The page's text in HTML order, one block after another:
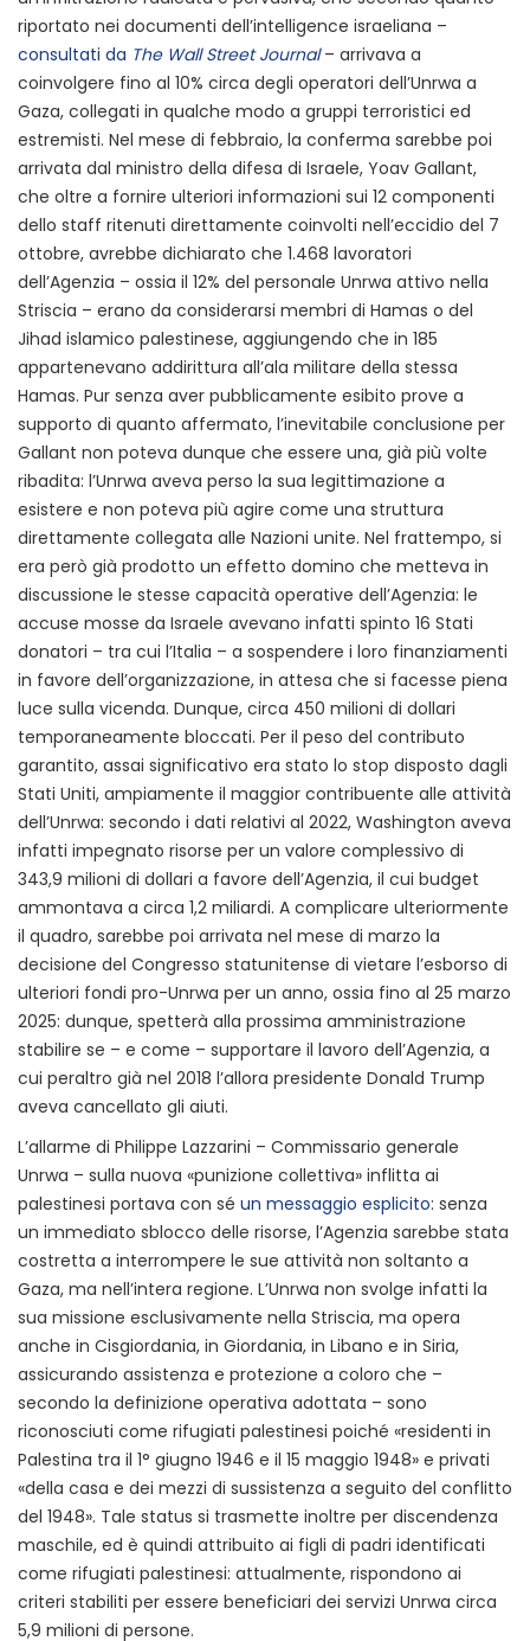
riportato nei documenti dell’intelligence israeliana –
consultati da The Wall Street Journal– arrivava a
coinvolgere fino al 10% circa degli operatori dell’Unrwa a
Gaza, collegati in qualche modo a gruppi terroristici ed
estremisti. Nel mese di febbraio, la conferma sarebbe poi
arrivata dal ministro della difesa di Israele, Yoav Gallant,
che oltre a fornire ulteriori informazioni sui 12 componenti
dello staff ritenuti direttamente coinvolti nell’eccidio del 7
ottobre, avrebbe dichiarato che 1.468 lavoratori
dell’Agenzia – ossia il 12% del personale Unrwa attivo nella
Striscia – erano da considerarsi membri di Hamas o del
Jihad islamico palestinese, aggiungendo che in 185
appartenevano addirittura all’ala militare della stessa
Hamas. Pur senza aver pubblicamente esibito prove a
supporto di quanto affermato, l’inevitabile conclusione per
Gallant non poteva dunque che essere una, già più volte
ribadita: l’Unrwa aveva perso la sua legittimazione a
esistere e non poteva più agire come una struttura
direttamente collegata alle Nazioni unite. Nel frattempo, si
era però già prodotto un effetto domino che metteva in
discussione le stesse capacità operative dell’Agenzia: le
accuse mosse da Israele avevano infatti spinto 16 Stati
donatori – tra cui l’Italia – a sospendere i loro finanziamenti
in favore dell’organizzazione, in attesa che si facesse piena
luce sulla vicenda. Dunque, circa 450 milioni di dollari
temporaneamente bloccati. Per il peso del contributo
garantito, assai significativo era stato lo stop disposto dagli
Stati Uniti, ampiamente il maggior contribuente alle attività
dell’Unrwa: secondo i dati relativi al 2022, Washington aveva
infatti impegnato risorse per un valore complessivo di
343,9 milioni di dollari a favore dell’Agenzia, il cui budget
ammontava a circa 1,2 miliardi. A complicare ulteriormente
il quadro, sarebbe poi arrivata nel mese di marzo la
decisione del Congresso statunitense di vietare l’esborso di
ulteriori fondi pro-Unrwa per un anno, ossia fino al 25 marzo
2025: dunque, spetterà alla prossima amministrazione
stabilire se – e come – supportare il lavoro dell’Agenzia, a
cui peraltro già nel 2018 l’allora presidente Donald Trump
aveva cancellato gli aiuti.
L’allarme di Philippe Lazzarini – Commissario generale
Unrwa – sulla nuova «punizione collettiva» inflitta ai
palestinesi portava con sé un messaggio esplicito: senza
un immediato sblocco delle risorse, l’Agenzia sarebbe stata
costretta a interrompere le sue attività non soltanto a
Gaza, ma nell’intera regione. L’Unrwa non svolge infatti la
sua missione esclusivamente nella Striscia, ma opera
anche in Cisgiordania, in Giordania, in Libano e in Siria,
assicurando assistenza e protezione a coloro che –
secondo la definizione operativa adottata – sono
riconosciuti come rifugiati palestinesi poiché «residenti in
Palestina tra il 1° giugno 1946 e il 15 maggio 1948» e privati
«della casa e dei mezzi di sussistenza a seguito del conflitto
del 1948». Tale status si trasmette inoltre per discendenza
maschile, ed è quindi attribuito ai figli di padri identificati
come rifugiati palestinesi: attualmente, rispondono ai
criteri stabiliti per essere beneficiari dei servizi Unrwa circa
5,9 milioni di persone.